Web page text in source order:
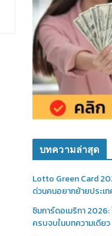
บทความล่าสุด
Lotto Green Card
ด่วนคนอยากย้ายประเ
ซิมการ์ดอเมริกา
ครบจบในบทความเดียว